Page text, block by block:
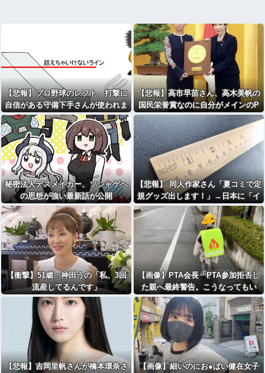
【悲報】プロ野球のレフト、打撃に
自信がある守備下手さんが使われま
くるｗｗｗｗｗｗｗｗｗｗ
【悲報】高市早苗さん、高木美帆の
国民栄誉賞なのに自分がメインのP
Vを公開してしまう
秘密法人デスメイカー、ソシャゲへ
の思想が強い最新話が公開
【悲報】 同人作家さん「夏コミで定
規グッズ出します！」→日本に「イ
ンチ表記の定規は販売禁止」という
法令があり頒布中止に
【衝撃】51歳・神田うの「私、3回
流産してるんです」
【画像】PTA会長「PTA参加拒否し
た親へ最終警告。こうなってもい
い？」⇒！
【悲報】吉岡里帆さんが橋本環奈さ
【画像】細いのにお●ぱい健在女子